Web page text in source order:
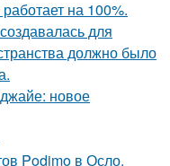
на 100%.
для
должно было
новое
Podimo в Осло.